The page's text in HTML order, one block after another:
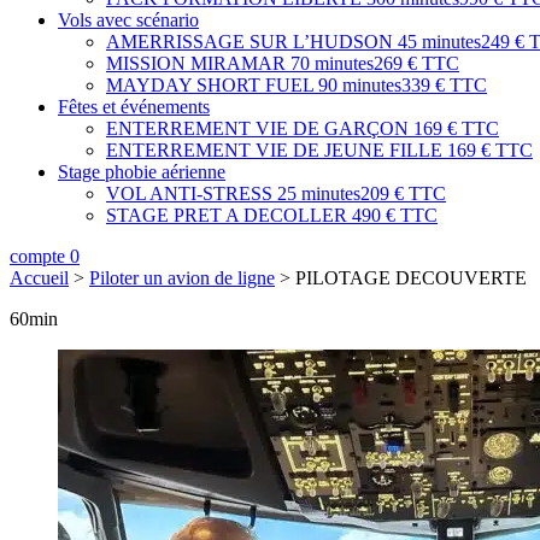
Vols avec scénario
AMERRISSAGE SUR L’HUDSON 45 minutes249 €
MISSION MIRAMAR 70 minutes269 € TTC
MAYDAY SHORT FUEL 90 minutes339 € TTC
Fêtes et événements
ENTERREMENT VIE DE GARÇON 169 € TTC
ENTERREMENT VIE DE JEUNE FILLE 169 € TTC
Stage phobie aérienne
VOL ANTI-STRESS 25 minutes209 € TTC
STAGE PRET A DECOLLER 490 € TTC
compte 0
Accueil > Piloter un avion de ligne > PILOTAGE DECOUVERTE
60min